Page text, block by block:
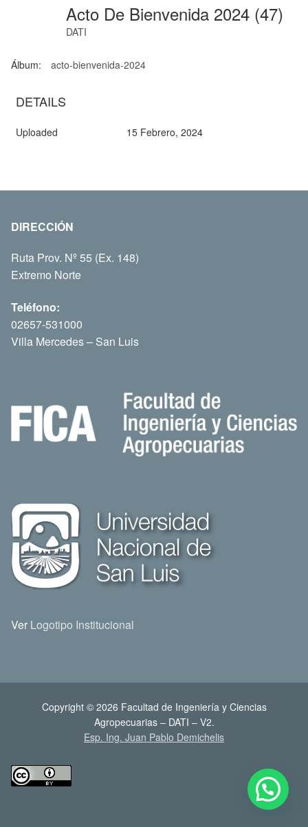
Acto De Bienvenida 2024 (47)
DATI
Álbum: acto-bienvenida-2024
DETAILS
Uploaded 15 Febrero, 2024
DIRECCIÓN
Ruta Prov. Nº 55 (Ex. 148)
Extremo Norte
Teléfono:
02657-531000
Villa Mercedes – San Luis
Ver Logotipo Institucional
Copyright © 2026 Facultad de Ingeniería y Ciencias
Agropecuarias – DATI – V2.
Esp. Ing. Juan Pablo Demichelis